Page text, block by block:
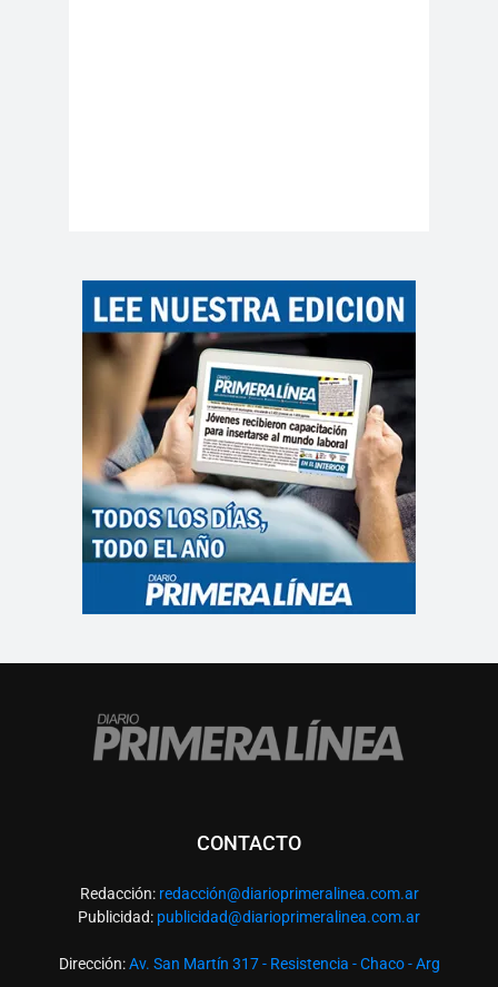
CONTACTO
Redacción: redacción@diarioprimeralinea.com.ar
Publicidad: publicidad@diarioprimeralinea.com.ar
Dirección:Av. San Martín 317 - Resistencia - Chaco - Arg